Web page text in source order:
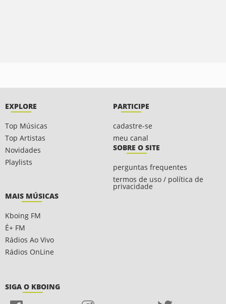
EXPLORE
Top Músicas
Top Artistas
Novidades
Playlists
PARTICIPE
cadastre-se
meu canal
SOBRE O SITE
perguntas frequentes
termos de uso / política de
privacidade
MAIS MÚSICAS
Kboing FM
É+ FM
Rádios Ao Vivo
Rádios OnLine
SIGA O KBOING